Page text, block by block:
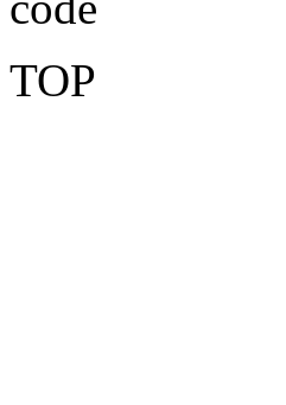
TOP